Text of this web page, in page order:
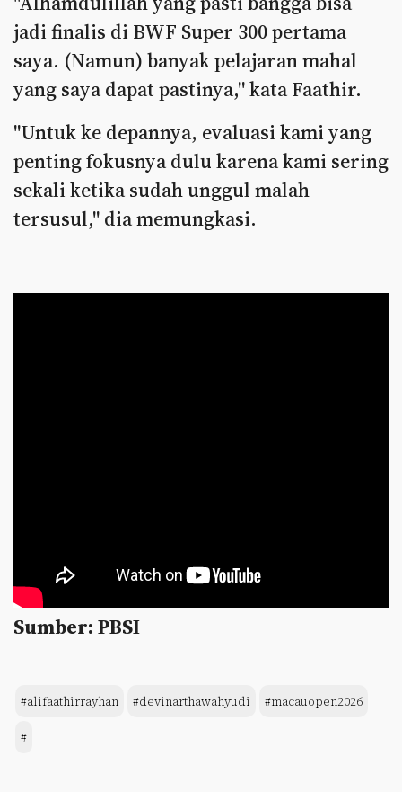
jadi finalis di BWF Super 300 pertama
saya. (Namun) banyak pelajaran mahal
yang saya dapat pastinya," kata Faathir.
"Untuk ke depannya, evaluasi kami yang
penting fokusnya dulu karena kami sering
sekali ketika sudah unggul malah
tersusul," dia memungkasi.
Sumber: PBSI
#alifaathirrayhan #devinarthawahyudi #macauopen2026
#